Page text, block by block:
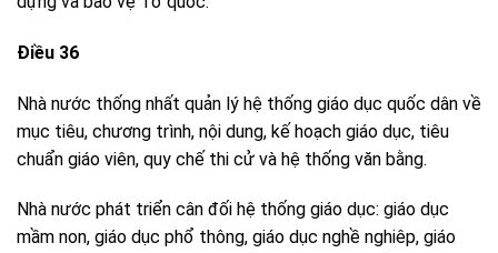
Điều 36
Nhà nước thống nhất quản lý hệ thống giáo dục quốc dân về
mục tiêu, chương trình, nội dung, kế hoạch giáo dục, tiêu
chuẩn giáo viên, quy chế thi cử và hệ thống văn bằng.
Nhà nước phát triển cân đối hệ thống giáo dục: giáo dục
mầm non, giáo dục phổ thông, giáo dục nghề nghiêp, giáo